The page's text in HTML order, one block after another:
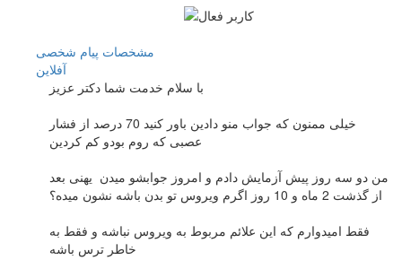
مشخصات پیام شخصی
آفلاين
با سلام خدمت شما دکتر عزیز
خیلی ممنون که جواب منو دادین باور کنید 70 درصد از فشار
عصبی که روم بودو کم کردین
من دو سه روز پیش آزمایش دادم و امروز جوابشو میدن یهنی بعد
از گذشت 2 ماه و 10 روز اگرم ویروس تو بدن باشه نشون میده؟
فقط امیدوارم که این علائم مربوط به ویروس نباشه و فقط به
خاطر ترس باشه